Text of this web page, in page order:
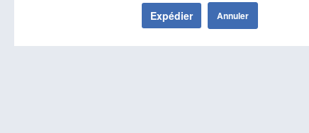
Expédier Annuler